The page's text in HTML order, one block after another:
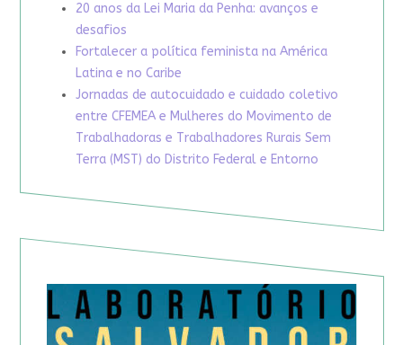
20 anos da Lei Maria da Penha: avanços e
desafios
Fortalecer a política feminista na América
Latina e no Caribe
Jornadas de autocuidado e cuidado coletivo
entre CFEMEA e Mulheres do Movimento de
Trabalhadoras e Trabalhadores Rurais Sem
Terra (MST) do Distrito Federal e Entorno